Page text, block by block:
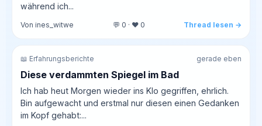
während ich...
Von ines_witwe 💬 0 · ❤️ 0 Thread lesen →
📖 Erfahrungsberichte gerade eben
Diese verdammten Spiegel im Bad
Ich hab heut Morgen wieder ins Klo gegriffen, ehrlich.
Bin aufgewacht und erstmal nur diesen einen Gedanken
im Kopf gehabt:...